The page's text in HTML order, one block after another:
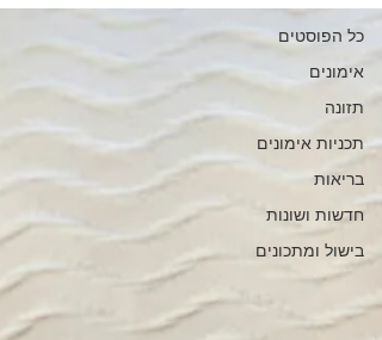
כל הפוסטים
אימונים
תזונה
תכניות אימונים
בריאות
חדשות ושונות
בישול ומתכונים